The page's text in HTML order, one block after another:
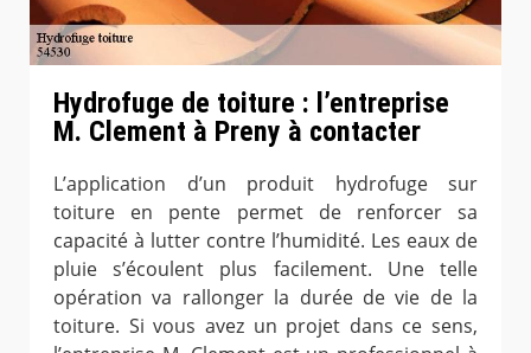
Hydrofuge de toiture : l’entreprise
M. Clement à Preny à contacter
L’application d’un produit hydrofuge sur
toiture en pente permet de renforcer sa
capacité à lutter contre l’humidité. Les eaux de
pluie s’écoulent plus facilement. Une telle
opération va rallonger la durée de vie de la
toiture. Si vous avez un projet dans ce sens,